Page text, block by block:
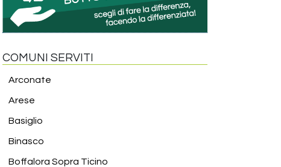
COMUNI SERVITI
Arconate
Arese
Basiglio
Binasco
Boffalora Sopra Ticino